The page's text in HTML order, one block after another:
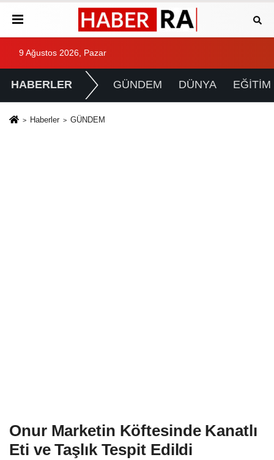
9 Ağustos 2026, Pazar
HABERLER GÜNDEM DÜNYA EĞİTİM
Haberler GÜNDEM
Onur Marketin Köftesinde Kanatlı
Eti ve Taşlık Tespit Edildi